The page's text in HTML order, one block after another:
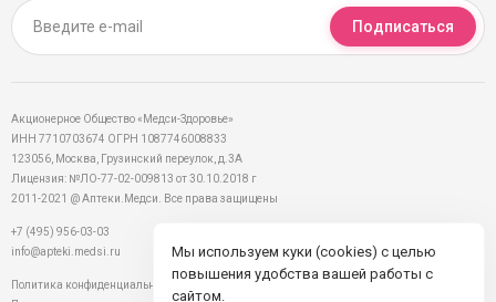
Подписаться
Акционерное Общество «Медси-Здоровье»
ИНН 7710703674 ОГРН 1087746008833
123056, Москва, Грузинский переулок, д.3А
Лицензия: №ЛО-77-02-009813 от 30.10.2018 г
2011-2021 @ Аптеки.Медси. Все права защищены
+7 (495) 956-03-03
info@apteki.medsi.ru
Политика конфиденциальности
Мы используем куки (cookies) с целью
повышения удобства вашей работы с
сайтом.